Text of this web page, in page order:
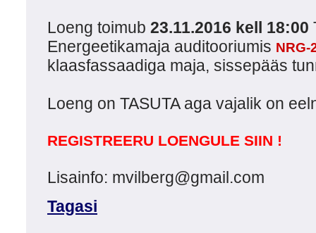
Loeng toimub 23.11.2016 kell 18:00
Energeetikamaja auditooriumis NRG-
klaasfassaadiga maja, sissepääs
Loeng on TASUTA aga vajalik on
REGISTREERU LOENGULE SIIN !
Lisainfo: mvilberg@gmail.com
Tagasi